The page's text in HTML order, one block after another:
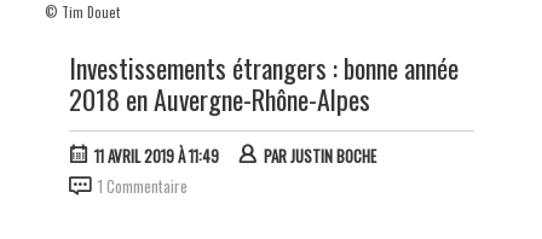
© Tim Douet
Investissements étrangers : bonne année
2018 en Auvergne-Rhône-Alpes
11 AVRIL 2019 À 11:49 PARJUSTIN BOCHE
1 Commentaire